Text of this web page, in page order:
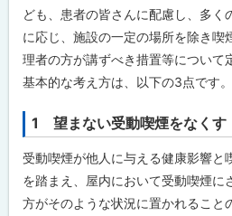
が
改
正
さ
れ
、
動
喫
煙
防
止
対
策
ども、患者の皆さんに配慮し、多く
に応じ、施設の一定の場所を除き喫
理者の方が講ずべき措置等について
基本的な考え方は、以下の3点です。
1 望まない受動喫煙をなくす
受動喫煙が他人に与える健康影響と
を踏まえ、屋内において受動喫煙に
方がそのような状況に置かれること